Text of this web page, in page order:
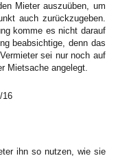
Mieter auszuüben, um
auch zurückzugeben.
komme es nicht darauf
beabsichtige, denn das
sei nur noch auf
Mietsache angelegt.
16
ihn so nutzen, wie sie